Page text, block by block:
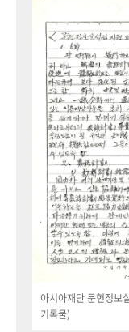
아시아재단 문헌정보
기록물)